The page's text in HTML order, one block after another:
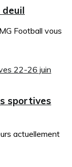
deuil
Football vous
sportives
actuellement